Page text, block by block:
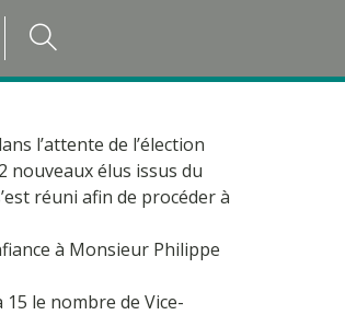
l’attente de l’élection
nouveaux élus issus du
réuni afin de procéder à
à Monsieur Philippe
le nombre de Vice-